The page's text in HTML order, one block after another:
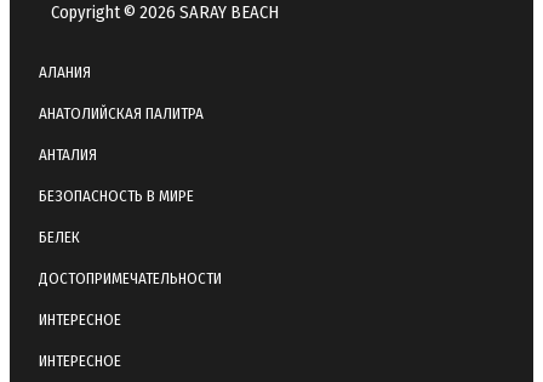
Copyright © 2026 SARAY BEACH
АЛАНИЯ
АНАТОЛИЙСКАЯ ПАЛИТРА
АНТАЛИЯ
БЕЗОПАСНОСТЬ В МИРЕ
БЕЛЕК
ДОСТОПРИМЕЧАТЕЛЬНОСТИ
ИНТЕРЕСНОЕ
ИНТЕРЕСНОЕ